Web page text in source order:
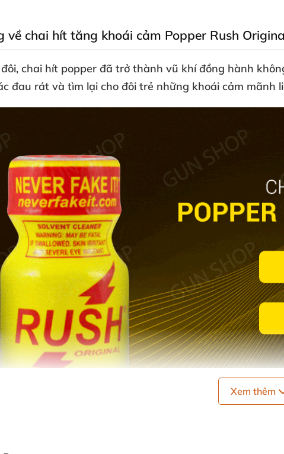
về chai hít tăng khoái cảm Popper Rush
, chai hít popper đã trở thành vũ khí đồng hành
đau rát và tìm lại cho đôi trẻ những khoái cảm mãnh
Xem thêm